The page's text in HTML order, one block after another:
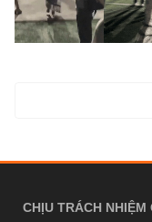
CHỊU TRÁCH NHIỆM